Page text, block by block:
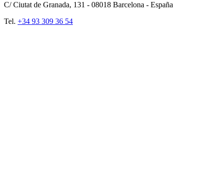
C/ Ciutat de Granada, 131 - 08018 Barcelona - España
Tel. +34 93 309 36 54